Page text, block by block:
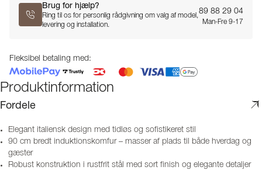
Brug for hjælp?
Ring til os for personlig rådgivning om valg af model,
levering og installation.
89 88 29 04
Man-Fre 9-17
Fleksibel betaling med:
Produktinformation
Fordele
Elegant italiensk design med tidløs og sofistikeret stil
90 cm bredt induktionskomfur – masser af plads til både hverdag og
gæster
Robust konstruktion i rustfrit stål med sort finish og elegante detaljer